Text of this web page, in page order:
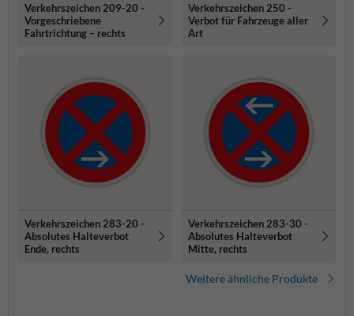
Verkehrszeichen 209-20 -
Vorgeschriebene
Fahrtrichtung – rechts
Verkehrszeichen 250 -
Verbot für Fahrzeuge aller
Art
Verkehrszeichen 283-20 -
Absolutes Halteverbot
Ende, rechts
Verkehrszeichen 283-30 -
Absolutes Halteverbot
Mitte, rechts
Weitere ähnliche Produkte